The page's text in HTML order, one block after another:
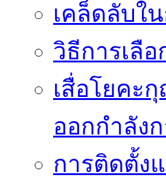
เคล็ดลับใ
วิธีการเลื
เสื่อโยคะ
ออกกำลัง
การติดตั้งแ